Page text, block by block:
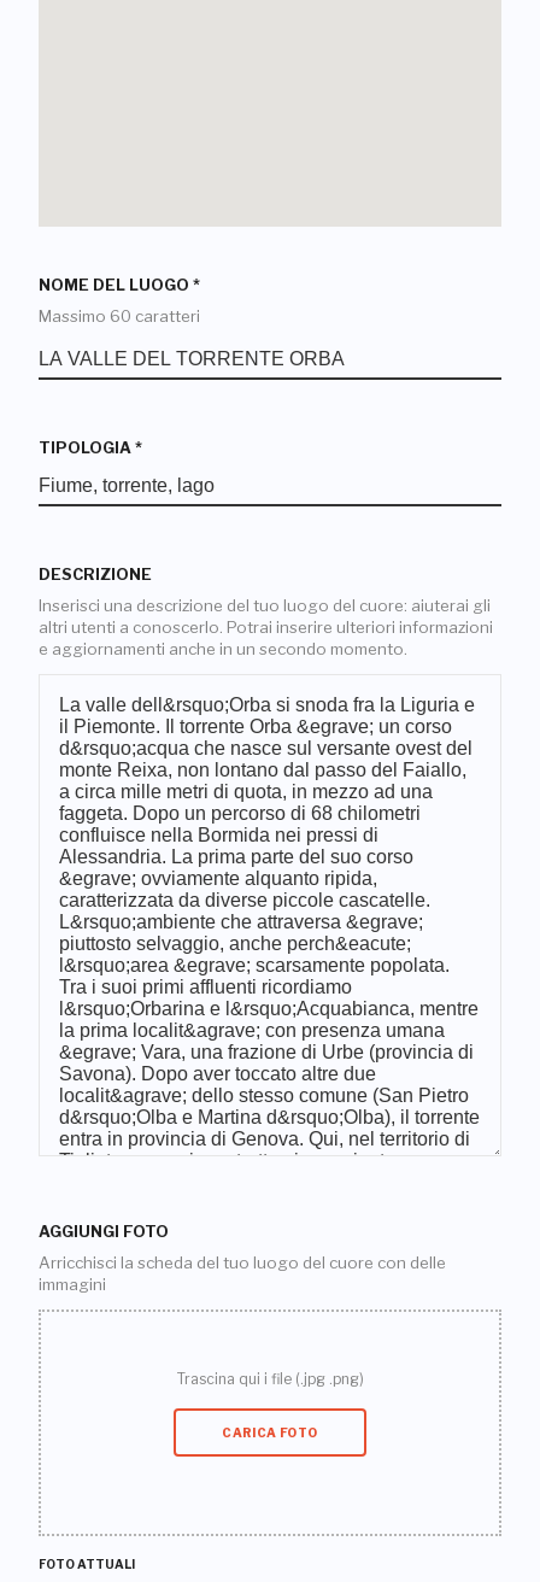
NOME DEL LUOGO *
Massimo 60 caratteri
TIPOLOGIA *
DESCRIZIONE
Inserisci una descrizione del tuo luogo del cuore: aiuterai gli
altri utenti a conoscerlo. Potrai inserire ulteriori informazioni
e aggiornamenti anche in un secondo momento.
AGGIUNGI FOTO
Arricchisci la scheda del tuo luogo del cuore con delle
immagini
Trascina qui i file (.jpg .png)
CARICA FOTO
FOTO ATTUALI